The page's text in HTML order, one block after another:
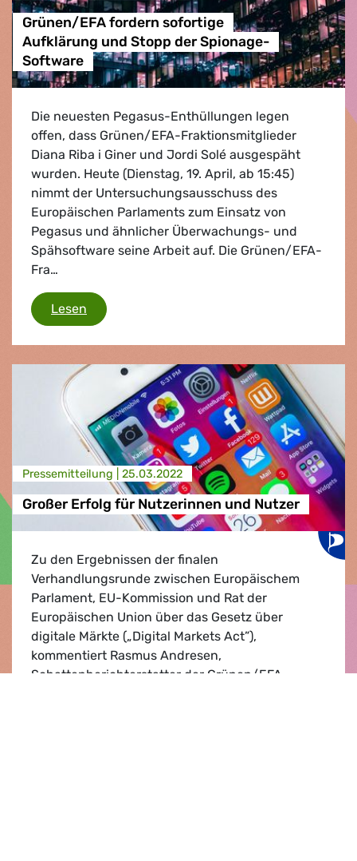
Grünen/EFA fordern sofortige
Aufklärung und Stopp der Spionage-
Software
Die neuesten Pegasus-Enthüllungen legen
offen, dass Grünen/EFA-Fraktionsmitglieder
Diana Riba i Giner und Jordi Solé ausgespäht
wurden. Heute (Dienstag, 19. April, ab 15:45)
nimmt der Untersuchungsausschuss des
Europäischen Parlaments zum Einsatz von
Pegasus und ähnlicher Überwachungs- und
Spähsoftware seine Arbeit auf. Die Grünen/EFA-
Fra…
Lesen Grünen/EFA fordern sofortige Aufklärung
Presse­mitteilung | 25.03.2022
Großer Erfolg für Nutzerinnen und Nutzer
Zu den Ergebnissen der finalen
Verhandlungsrunde zwischen Europäischem
Parlament, EU-Kommission und Rat der
Europäischen Union über das Gesetz über
digitale Märkte („Digital Markets Act”),
kommentiert Rasmus Andresen,
Schattenberichterstatter der Grünen/EFA-